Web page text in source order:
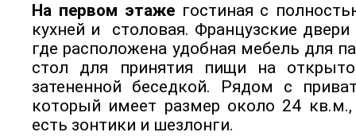
На первом этажегостиная с
кухней и столовая. Французские двери
где расположена удобная мебель для
стол для принятия пищи на
затененной беседкой. Рядом с
который имеет размер около 24
есть зонтики и шезлонги.